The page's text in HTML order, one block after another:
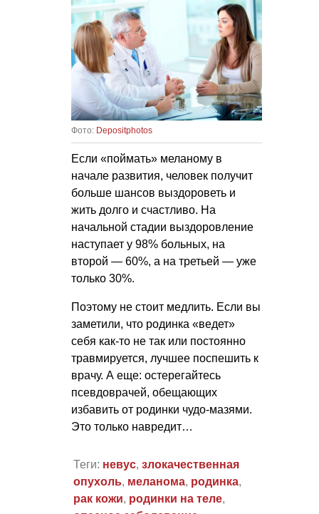
Фото: Depositphotos
Если «поймать» меланому в
начале развития, человек получит
больше шансов выздороветь и
жить долго и счастливо. На
начальной стадии выздоровление
наступает у 98% больных, на
второй — 60%, а на третьей — уже
только 30%.
Поэтому не стоит медлить. Если вы
заметили, что родинка «ведет»
себя как-то не так или постоянно
травмируется, лучшее поспешить к
врачу. А еще: остерегайтесь
псевдоврачей, обещающих
избавить от родинки чудо-мазями.
Это только навредит…
Теги: невус, злокачественная
опухоль, меланома, родинка,
рак кожи, родинки на теле,